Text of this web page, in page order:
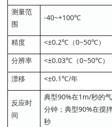
测量范
围
-40~+100℃
精度
<±0.2℃（0~50℃）
分辨率
<±0.03℃（0~50℃）
漂移
<±0.1℃/年
反应时
间
典型90%在1m/秒的
分钟；典型90%在搅
秒